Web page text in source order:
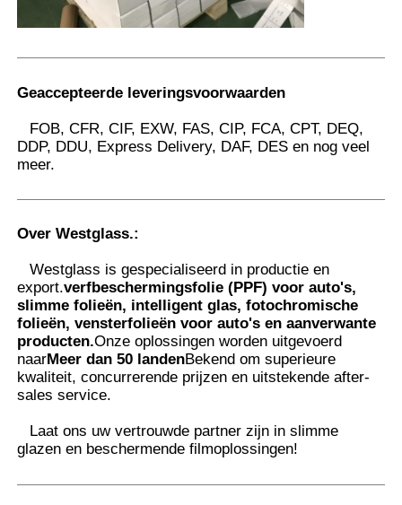
Geaccepteerde leveringsvoorwaarden
FOB, CFR, CIF, EXW, FAS, CIP, FCA, CPT, DEQ,
DDP, DDU, Express Delivery, DAF, DES en nog veel
meer.
Over Westglass.:
Westglass is gespecialiseerd in productie en
export.verfbeschermingsfolie (PPF) voor auto's,
slimme folieën, intelligent glas, fotochromische
folieën, vensterfolieën voor auto's en aanverwante
producten.Onze oplossingen worden uitgevoerd
naarMeer dan 50 landenBekend om superieure
kwaliteit, concurrerende prijzen en uitstekende after-
sales service.
Laat ons uw vertrouwde partner zijn in slimme
glazen en beschermende filmoplossingen!